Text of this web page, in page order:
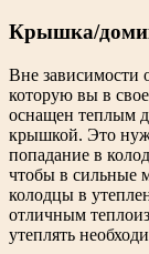
Крышка/
Вне зависимости
которую вы в
оснащен теплым
крышкой. Это
попадание в
чтобы в сильные
колодцы в
отличным
утеплять